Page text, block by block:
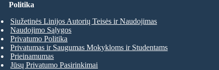
Politika
Siužetinės Linijos Autorių Teisės ir Naudojimas
Naudojimo Sąlygos
Privatumo Politika
Privatumas ir Saugumas Mokykloms ir Studentams
Prieinamumas
Jūsų Privatumo Pasirinkimai